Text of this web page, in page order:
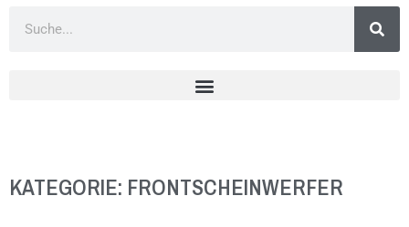
KATEGORIE: FRONTSCHEINWERFER